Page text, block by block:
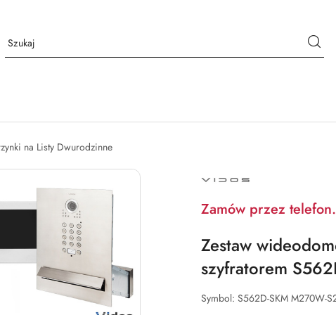
na Listy Dwurodzinne
PRODUCENTA:
Zamów przez telefon.
Zestaw
szyfratorem
Symbol: S562D-SKM M270W-